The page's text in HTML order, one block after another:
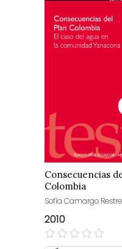
Consecuencias
Colombia
Sofía Camargo
2010
0%